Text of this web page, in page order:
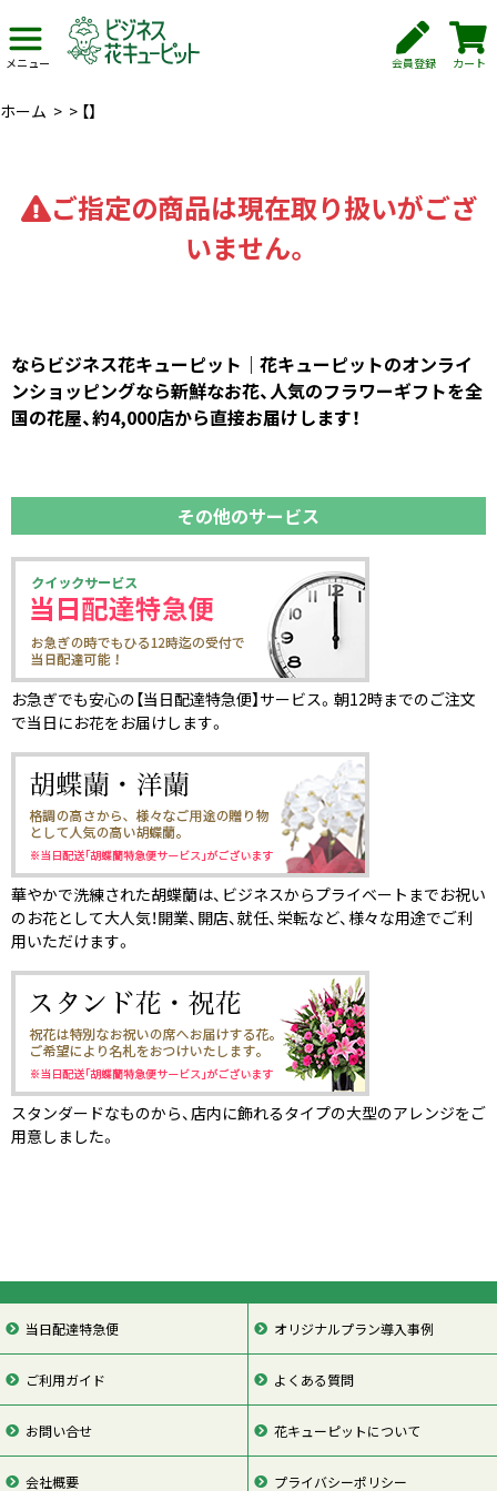
メニュー 会員登録 カート
ホーム > > 【】
ご指定の商品は現在取り扱いがござ
いません。
ならビジネス花キューピット｜花キューピットのオンライ
ンショッピングなら新鮮なお花、人気のフラワーギフトを全
国の花屋、約4,000店から直接お届けします！
その他のサービス
お急ぎでも安心の【当日配達特急便】サービス。朝12時までのご注文
で当日にお花をお届けします。
華やかで洗練された胡蝶蘭は、ビジネスからプライベートまでお祝い
のお花として大人気！開業、開店、就任、栄転など、様々な用途でご利
用いただけます。
スタンダードなものから、店内に飾れるタイプの大型のアレンジをご
用意しました。
当日配達特急便 オリジナルプラン導入事例
ご利用ガイド よくある質問
お問い合せ 花キューピットについて
会社概要 プライバシーポリシー